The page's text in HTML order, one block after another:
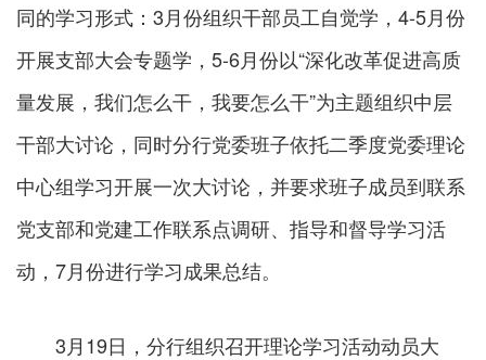
同的学习形式：3月份组织干部员工自觉学，4-5月份
开展支部大会专题学，5-6月份以“深化改革促进高质
量发展，我们怎么干，我要怎么干”为主题组织中层
干部大讨论，同时分行党委班子依托二季度党委理论
中心组学习开展一次大讨论，并要求班子成员到联系
党支部和党建工作联系点调研、指导和督导学习活
动，7月份进行学习成果总结。
3月19日，分行组织召开理论学习活动动员大